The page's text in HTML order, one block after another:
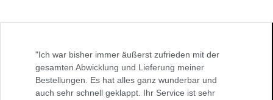
"Ich war bisher immer äußerst zufrieden mit der
gesamten Abwicklung und Lieferung meiner
Bestellungen. Es hat alles ganz wunderbar und
auch sehr schnell geklappt. Ihr Service ist sehr